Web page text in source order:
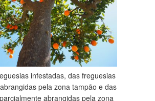
infestadas, das freguesias
pela zona tampão e das
abrangidas pela zona